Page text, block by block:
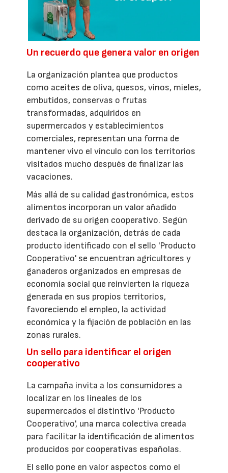
Un recuerdo que genera valor en origen
La organización plantea que productos
como aceites de oliva, quesos, vinos, mieles,
embutidos, conservas o frutas
transformadas, adquiridos en
supermercados y establecimientos
comerciales, representan una forma de
mantener vivo el vínculo con los territorios
visitados mucho después de finalizar las
vacaciones.
Más allá de su calidad gastronómica, estos
alimentos incorporan un valor añadido
derivado de su origen cooperativo. Según
destaca la organización, detrás de cada
producto identificado con el sello 'Producto
Cooperativo' se encuentran agricultores y
ganaderos organizados en empresas de
economía social que reinvierten la riqueza
generada en sus propios territorios,
favoreciendo el empleo, la actividad
económica y la fijación de población en las
zonas rurales.
Un sello para identificar el origen
cooperativo
La campaña invita a los consumidores a
localizar en los lineales de los
supermercados el distintivo 'Producto
Cooperativo', una marca colectiva creada
para facilitar la identificación de alimentos
producidos por cooperativas españolas.
El sello pone en valor aspectos como el